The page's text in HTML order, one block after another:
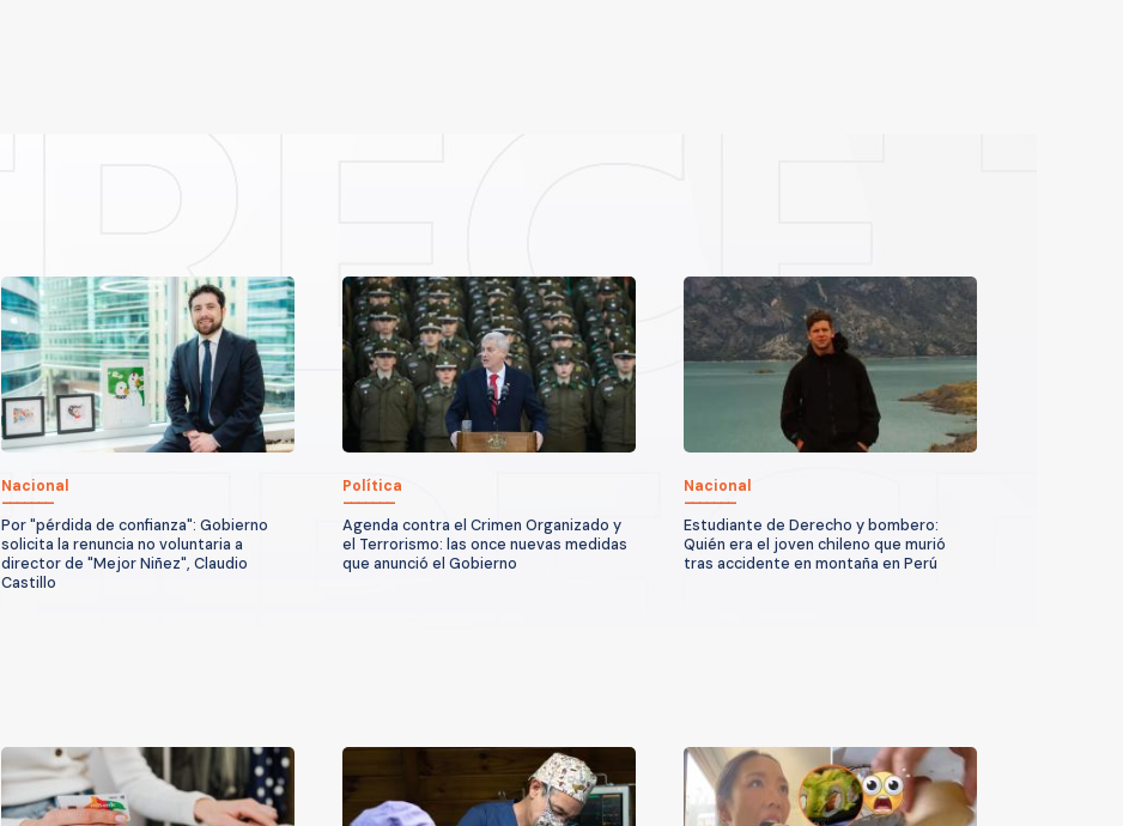
Nacional
Por "pérdida de confianza": Gobierno
solicita la renuncia no voluntaria a
director de "Mejor Niñez", Claudio
Castillo
Política
Agenda contra el Crimen Organizado y
el Terrorismo: las once nuevas medidas
que anunció el Gobierno
Nacional
Estudiante de Derecho y bombero:
Quién era el joven chileno que murió
tras accidente en montaña en Perú